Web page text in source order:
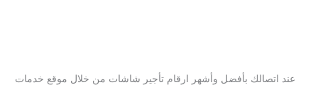
عند اتصالك بأفضل وأشهر ارقام تأجير شاشات من خلال موقع خدمات